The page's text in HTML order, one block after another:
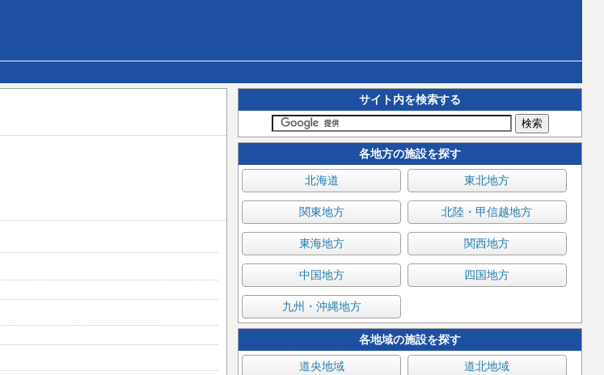
サイト内を検索する
各地方の施設を探す
北海道 東北地方
関東地方 北陸・甲信越地方
東海地方 関西地方
中国地方 四国地方
九州・沖縄地方
各地域の施設を探す
道央地域 道北地域